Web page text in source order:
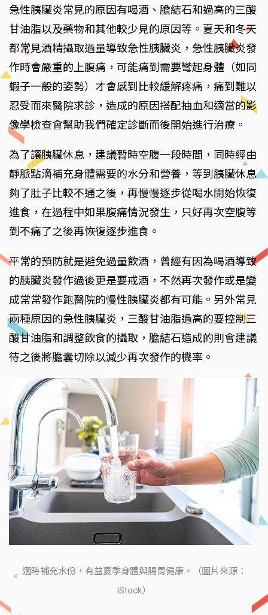
急性胰臟炎常見的原因有喝酒、膽結石和過高的三酸
甘油脂以及藥物和其他較少見的原因等。夏天和冬天
都常見酒精攝取過量導致急性胰臟炎，急性胰臟炎發
作時會嚴重的上腹痛，可能痛到需要彎起身體（如同
蝦子一般的姿勢）才會感到比較緩解疼痛，痛到難以
忍受而來醫院求診，造成的原因搭配抽血和適當的影
像學檢查會幫助我們確定診斷而後開始進行治療。
為了讓胰臟休息，建議暫時空腹一段時間，同時經由
靜脈點滴補充身體需要的水分和營養，等到胰臟休息
夠了肚子比較不通之後，再慢慢逐步從喝水開始恢復
進食，在過程中如果腹痛情況發生，只好再次空腹等
到不痛了之後再恢復逐步進食。
平常的預防就是避免過量飲酒，曾經有因為喝酒導致
的胰臟炎發作過後更是要戒酒，不然再次發作或是變
成常常發作跑醫院的慢性胰臟炎都有可能。另外常見
兩種原因的急性胰臟炎，三酸甘油脂過高的要控制三
酸甘油脂和調整飲食的攝取，膽結石造成的則會建議
待之後將膽囊切除以減少再次發作的機率。
適時補充水份，有益夏季身體與腸胃健康。（圖片來源：
iStock）